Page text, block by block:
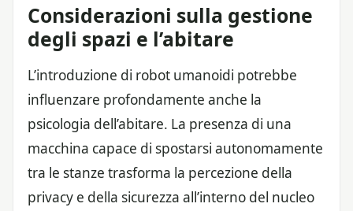
Considerazioni sulla gestione
degli spazi e l’abitare
L’introduzione di robot umanoidi potrebbe
influenzare profondamente anche la
psicologia dell’abitare. La presenza di una
macchina capace di spostarsi autonomamente
tra le stanze trasforma la percezione della
privacy e della sicurezza all’interno del nucleo